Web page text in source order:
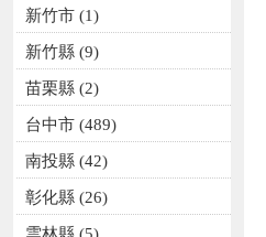
新竹市 (1)
新竹縣 (9)
苗栗縣 (2)
台中市 (489)
南投縣 (42)
彰化縣 (26)